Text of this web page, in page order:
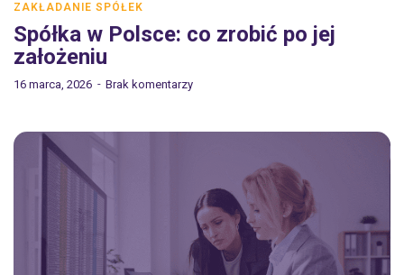
ZAKŁADANIE SPÓŁEK
Spółka w Polsce: co zrobić po jej
założeniu
16 marca, 2026 Brak komentarzy